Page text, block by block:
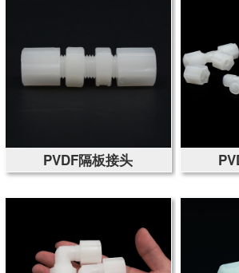
PVDF隔板接头